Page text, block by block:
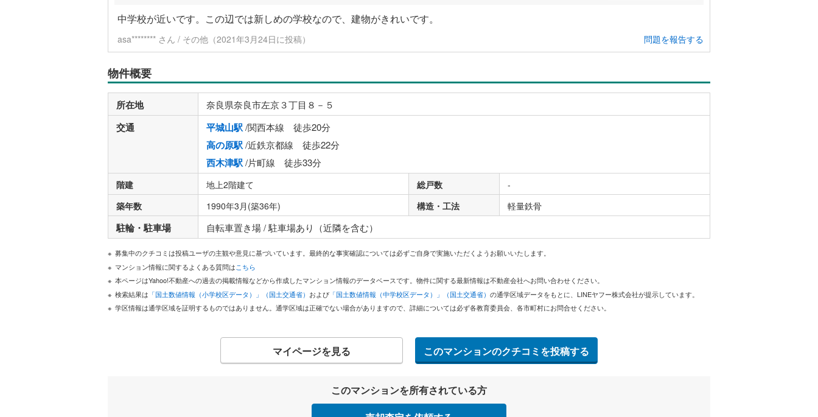
中学校が近いです。この辺では新しめの学校なので、建物がきれいです。
asa******** さん / その他（2021年3月24日に投稿） 問題を報告する
物件概要
所在地 奈良県奈良市左京３丁目８－５
交通 平城山駅/関西本線 徒歩20分
高の原駅/近鉄京都線 徒歩22分
西木津駅/片町線 徒歩33分
階建 地上2階建て 総戸数
-
築年数
1990年3月(築36年) 構造・工法 軽量鉄骨
駐輪・駐車場 自転車置き場 / 駐車場あり（近隣を含む）
募集中のクチコミは投稿ユーザの主観や意見に基づいています。最終的な事実確認については必ずご自身で実施いただくようお願いいたします。
マンション情報に関するよくある質問はこちら
本ページはYahoo!不動産への過去の掲載情報などから作成したマンション情報のデータベースです。物件に関する最新情報は不動産会社へお問い合わせください。
検索結果は 「国土数値情報（小学校区データ）」（国土交通省） および 「国土数値情報（中学校区データ）」（国土交通省） の通学区域データをもとに、LINEヤフー株式会社が提示しています。
学区情報は通学区域を証明するものではありません。通学区域は正確でない場合がありますので、詳細については必ず各教育委員会、各市町村にお問合せください。
マイページを見る このマンションのクチコミを投稿する
このマンションを所有されている方